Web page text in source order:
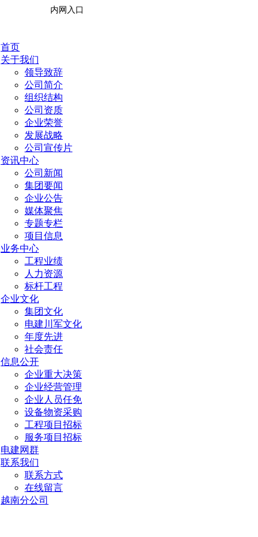
内网入口
首页
关于我们
领导致辞
公司简介
组织结构
公司资质
企业荣誉
发展战略
公司宣传片
资讯中心
公司新闻
集团要闻
企业公告
媒体聚焦
专题专栏
项目信息
业务中心
工程业绩
人力资源
标杆工程
企业文化
集团文化
电建川军文化
年度先进
社会责任
信息公开
企业重大决策
企业经营管理
企业人员任免
设备物资采购
工程项目招标
服务项目招标
电建网群
联系我们
联系方式
在线留言
越南分公司